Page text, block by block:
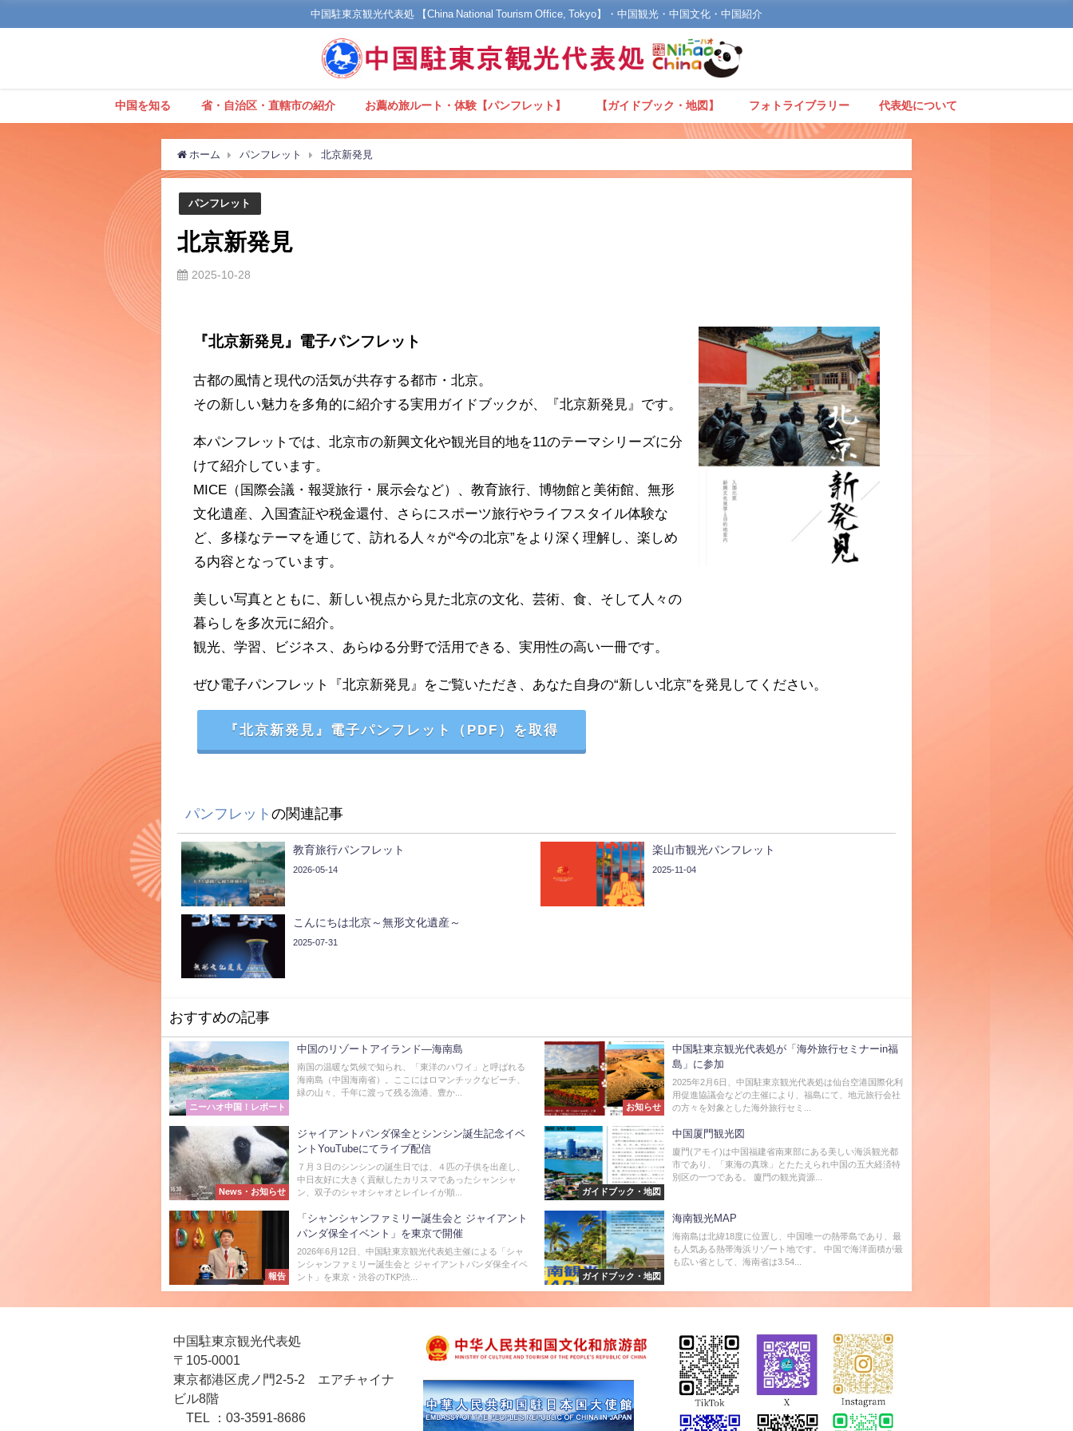
中国駐東京観光代表処 【China National Tourism Office, Tokyo】・中国観光・中国文化・中国紹介
中国を知る 省・自治区・直轄市の紹介 お薦め旅ルート・体験【パンフレット】 【ガイドブック・地図】 フォトライブラリー 代表処について
ホーム パンフレット 北京新発見
パンフレット
北京新発見
2025-10-28
『北京新発見』電子パンフレット
古都の風情と現代の活気が共存する都市・北京。
その新しい魅力を多角的に紹介する実用ガイドブックが、『北京新発見』です。
本パンフレットでは、北京市の新興文化や観光目的地を11のテーマシリーズに分
けて紹介しています。
MICE（国際会議・報奨旅行・展示会など）、教育旅行、博物館と美術館、無形
文化遺産、入国査証や税金還付、さらにスポーツ旅行やライフスタイル体験な
ど、多様なテーマを通じて、訪れる人々が“今の北京”をより深く理解し、楽しめ
る内容となっています。
美しい写真とともに、新しい視点から見た北京の文化、芸術、食、そして人々の
暮らしを多次元に紹介。
観光、学習、ビジネス、あらゆる分野で活用できる、実用性の高い一冊です。
ぜひ電子パンフレット『北京新発見』をご覧いただき、あなた自身の“新しい北京”を発見してください。
『北京新発見』電子パンフレット（PDF）を取得
パンフレット の関連記事
教育旅行パンフレット
2026-05-14
楽山市観光パンフレット
2025-11-04
こんにちは北京～無形文化遺産～
2025-07-31
おすすめの記事
ニーハオ中国！レポート
中国のリゾートアイランド—海南島
南国の温暖な気候で知られ、「東洋のハワイ」と呼ばれる
海南島（中国海南省）。ここにはロマンチックなビーチ、
緑の山々、千年に渡って残る漁港、豊か...
お知らせ
中国駐東京観光代表処が「海外旅行セミナーin福
島」に参加
2025年2月6日、中国駐東京観光代表処は仙台空港国際化利
用促進協議会などの主催により、福島にて、地元旅行会社
の方々を対象とした海外旅行セミ...
News・お知らせ
ジャイアントパンダ保全とシンシン誕生記念イベ
ントYouTubeにてライブ配信
７月３日のシンシンの誕生日では、４匹の子供を出産し、
中日友好に大きく貢献したカリスマであったシャンシャ
ン、双子のシャオシャオとレイレイが順...
ガイドブック・地図
中国厦門観光図
廈門(アモイ)は中国福建省南東部にある美しい海浜観光都
市であり、「東海の真珠」とたたえられ中国の五大経済特
別区の一つである。 廈門の観光資源...
報告
「シャンシャンファミリー誕生会と ジャイアント
パンダ保全イベント」を東京で開催
2026年6月12日、中国駐東京観光代表処主催による「シャ
ンシャンファミリー誕生会と ジャイアントパンダ保全イベ
ント」を東京・渋谷のTKP渋...
ガイドブック・地図
海南観光MAP
海南島は北緯18度に位置し、中国唯一の熱帯島であり、最
も人気ある熱帯海浜リゾート地です。 中国で海洋面積が最
も広い省として、海南省は3.54...
中国駐東京観光代表処
〒105-0001
東京都港区虎ノ門2-5-2 エアチャイナ
ビル8階
TEL ：03-3591-8686